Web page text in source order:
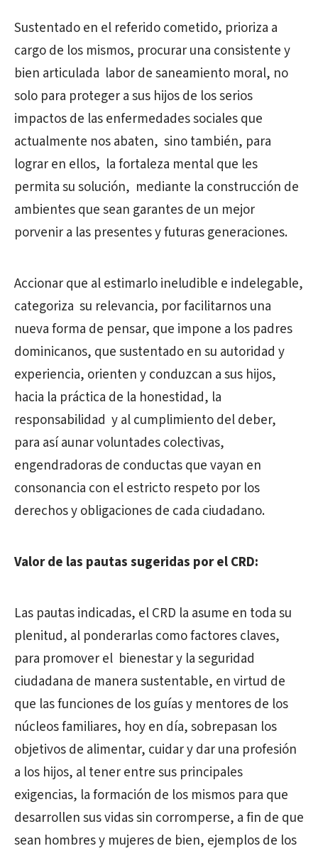
Sustentado en el referido cometido, prioriza a
cargo de los mismos, procurar una consistente y
bien articulada labor de saneamiento moral, no
solo para proteger a sus hijos de los serios
impactos de las enfermedades sociales que
actualmente nos abaten, sino también, para
lograr en ellos, la fortaleza mental que les
permita su solución, mediante la construcción de
ambientes que sean garantes de un mejor
porvenir a las presentes y futuras generaciones.
Accionar que al estimarlo ineludible e indelegable,
categoriza su relevancia, por facilitarnos una
nueva forma de pensar, que impone a los padres
dominicanos, que sustentado en su autoridad y
experiencia, orienten y conduzcan a sus hijos,
hacia la práctica de la honestidad, la
responsabilidad y al cumplimiento del deber,
para así aunar voluntades colectivas,
engendradoras de conductas que vayan en
consonancia con el estricto respeto por los
derechos y obligaciones de cada ciudadano.
Valor de las pautas sugeridas por el CRD:
Las pautas indicadas, el CRD la asume en toda su
plenitud, al ponderarlas como factores claves,
para promover el bienestar y la seguridad
ciudadana de manera sustentable, en virtud de
que las funciones de los guías y mentores de los
núcleos familiares, hoy en día, sobrepasan los
objetivos de alimentar, cuidar y dar una profesión
a los hijos, al tener entre sus principales
exigencias, la formación de los mismos para que
desarrollen sus vidas sin corromperse, a fin de que
sean hombres y mujeres de bien, ejemplos de los